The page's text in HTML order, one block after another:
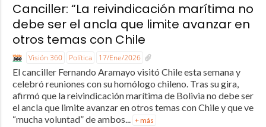
Canciller: “La reivindicación marítima no
debe ser el ancla que limite avanzar en
otros temas con Chile
Visión 360 Política 17/Ene/2026
El canciller Fernando Aramayo visitó Chile esta semana y
celebró reuniones con su homólogo chileno. Tras su gira,
afirmó que la reivindicación marítima de Bolivia no debe ser
el ancla que limite avanzar en otros temas con Chile y que ve
“mucha voluntad” de ambos... + más